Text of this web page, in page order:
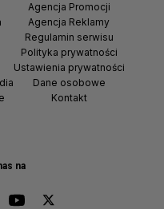
na
Agencja Promocji
Agencja Reklamy
Regulamin serwisu
Polityka prywatności
Ustawienia prywatności
Dane osobowe
Kontakt